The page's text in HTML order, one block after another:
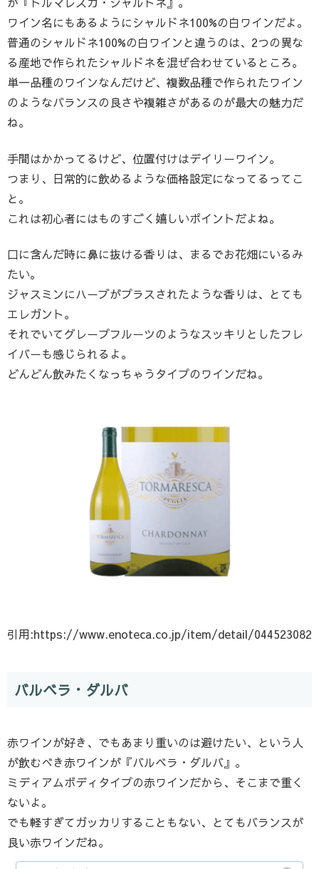
ワイン名にもあるようにシャルドネ100%の白ワインだよ。
普通のシャルドネ100%の白ワインと違うのは、2つの異な
る産地で作られたシャルドネを混ぜ合わせているところ。
単一品種のワインなんだけど、複数品種で作られたワイン
のようなバランスの良さや複雑さがあるのが最大の魅力だ
ね。
手間はかかってるけど、位置付けはデイリーワイン。
つまり、日常的に飲めるような価格設定になってるってこ
と。
これは初心者にはものすごく嬉しいポイントだよね。
口に含んだ時に鼻に抜ける香りは、まるでお花畑にいるみ
たい。
ジャスミンにハーブがプラスされたような香りは、とても
エレガント。
それでいてグレープフルーツのようなスッキリとしたフレ
イバーも感じられるよ。
どんどん飲みたくなっちゃうタイプのワインだね。
引用:https://www.enoteca.co.jp/item/detail/044523082
バルベラ・ダルバ
赤ワインが好き、でもあまり重いのは避けたい、という人
が飲むべき赤ワインが『バルベラ・ダルバ』。
ミディアムボディタイプの赤ワインだから、そこまで重く
ないよ。
でも軽すぎてガッカリすることもない、とてもバランスが
良い赤ワインだね。